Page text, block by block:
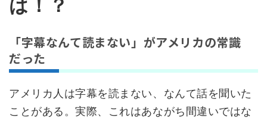
は！？
「字幕なんて読まない」がアメリカの常識
だった
アメリカ人は字幕を読まない、なんて話を聞いた
ことがある。実際、これはあながち間違いではな